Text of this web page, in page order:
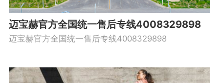
迈宝赫官方全国统一售后专线4008329898
迈宝赫官方全国统一售后专线4008329898